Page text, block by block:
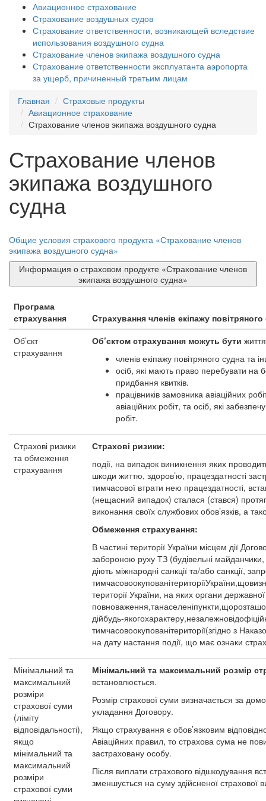
Авиационное страхование
Страхование воздушных судов
Страхование ответственности, возникающей вследствие
использования воздушного судна
Страхование членов экипажа воздушного судна
Страхование ответственности эксплуатанта аэропорта
за ущерб, причиненный третьим лицам
Главная
Страховые продукты
Авиационное страхование
Страхование членов экипажа воздушного судна
Страхование членов
экипажа воздушного
судна
Общие условия страхового продукта «Страхование членов
экипажа воздушного судна»
Информация о страховом продукте «Страхование членов
экипажа воздушного судна»
Програма
страхування
Cтрахування членів екіпажу
Об’єкт
страхування
Об’єктом страхування можуть бути
членів екіпажу повітряного судна та
осіб, які мають право перебувати на
придбання квитків.
працівників замовника авіаційних
авіаційних робіт, та осіб, які
робіт.
Страхові ризики
та обмеження
страхування
Страхові ризики:
події, на випадок виникнення яких
шкоди життю, здоров’ю, працездатності
тимчасової втрати нею працездатності,
(нещасний випадок) сталася (стався)
виконання своїх службових обов’язків, а
Обмеження страхування:
В частині території України місцем дії
забороною руху ТЗ (будівельні майданчики,
діють міжнародні санкції та/або санкції,
території України, на яких органи
дійбудь-
тимчасовоокупованітериторії(згідно з
на дату настання події, що має ознаки
Мінімальний та
максимальний
розміри
страхової суми
(ліміту
відповідальності),
якщо
мінімальний та
максимальний
розміри
страхової суми
Мінімальний та максимальний розмір
встановлюється.
Розмір страхової суми визначається за
укладання Договору.
Якщо страхування є обов’язковим
Авіаційних правил, то страхова сума не
застраховану особу.
Після виплати страхового відшкодування
зменшується на суму здійсненої страхової